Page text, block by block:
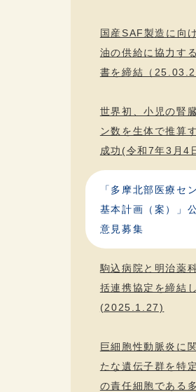
国産SAF製造に向
油の供給に協力す
書を締結（
世界初、小児の腎
ン数を生体で推算
成功(令和7年3月4
「多摩北部医療セ
基本計画（案）」
意見募集
駒込病院と明治薬
括連携協定を締結
(2025.1.27)
巨細胞性動脈炎に
たな遺伝子群を特
の責任細胞である